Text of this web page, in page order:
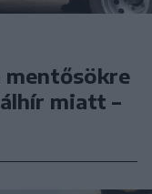
mentősökre
miatt –